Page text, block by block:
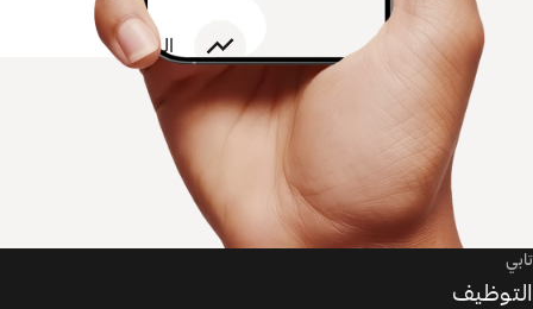
تابي
التوظيف